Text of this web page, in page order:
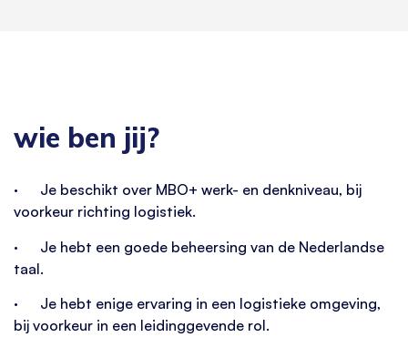
wie ben jij?
· Je beschikt over MBO+ werk- en denkniveau, bij
voorkeur richting logistiek.
· Je hebt een goede beheersing van de Nederlandse
taal.
· Je hebt enige ervaring in een logistieke omgeving,
bij voorkeur in een leidinggevende rol.